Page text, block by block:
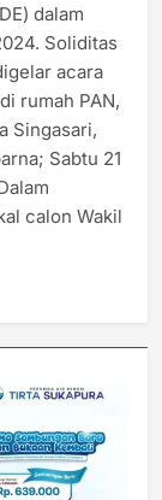
dalam
Soliditas
acara
rumah PAN,
Singasari,
Sabtu 21
calon Wakil